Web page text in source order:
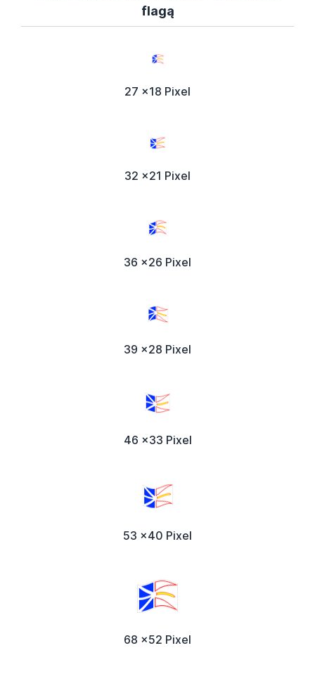
flagą
27 x18 Pixel
32 x21 Pixel
36 x26 Pixel
39 x28 Pixel
46 x33 Pixel
53 x40 Pixel
68 x52 Pixel